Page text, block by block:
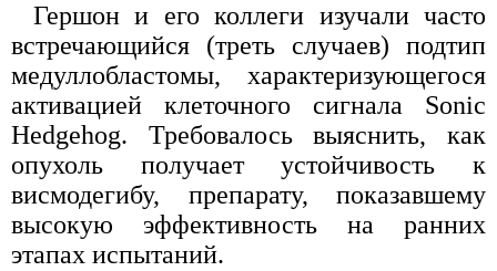
Гершон и его коллеги изучали часто
встречающийся (треть случаев) подтип
медуллобластомы, характеризующегося
активацией клеточного сигнала Sonic
Hedgehog. Требовалось выяснить, как
опухоль получает устойчивость к
висмодегибу, препарату, показавшему
высокую эффективность на ранних
этапах испытаний.